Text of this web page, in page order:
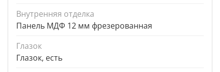
Внутренняя отделка
Панель МДФ 12 мм фрезерованная
Глазок
Глазок, есть